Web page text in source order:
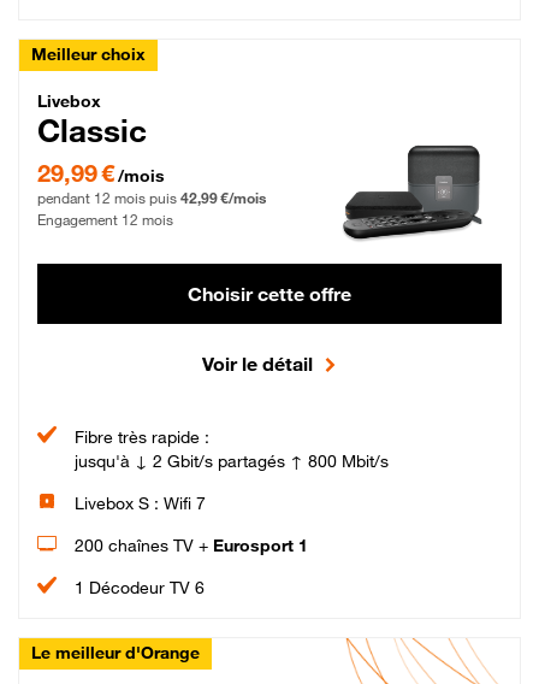
Meilleur choix
Livebox Classic Fibre
Livebox
Classic
29,99 € par mois pendant 12 mois puis 42,99 € par mois, Engagement 12 mois
29,99 €/mois
pendant 12 mois puis 42,99 €/mois
Engagement 12 mois
Choisir cette offre
Voir le détail
Fibre très rapide :
jusqu'à ↓ 2 Gbit/s partagés ↑ 800 Mbit/s
Livebox S : Wifi 7
200 chaînes TV + Eurosport 1
1 Décodeur TV 6
Le meilleur d'Orange